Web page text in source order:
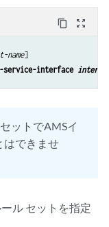
content_copy zoom_out_map
name]
service-interface
ットでAMSイ
はできませ
ル セットを指定